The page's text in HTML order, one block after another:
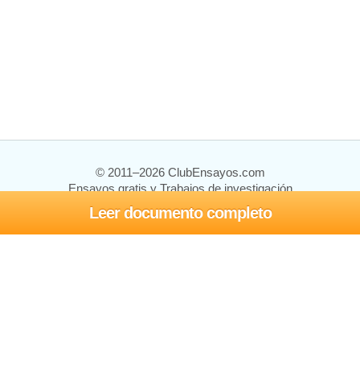
Leer documento completo
© 2011–2026 ClubEnsayos.com
Ensayos gratis y Trabajos de investigación